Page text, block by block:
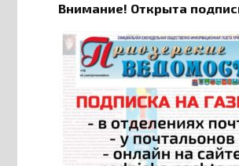
Внимание! Открыта